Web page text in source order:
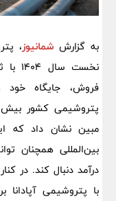
به گزارش شمانیوز،
فروش، جایگاه
پتروشیمی کشور بیش
مبین نشان داد که
بین‌المللی همچنان
درآمد دنبال کند. در
با پتروشیمی آپادانا